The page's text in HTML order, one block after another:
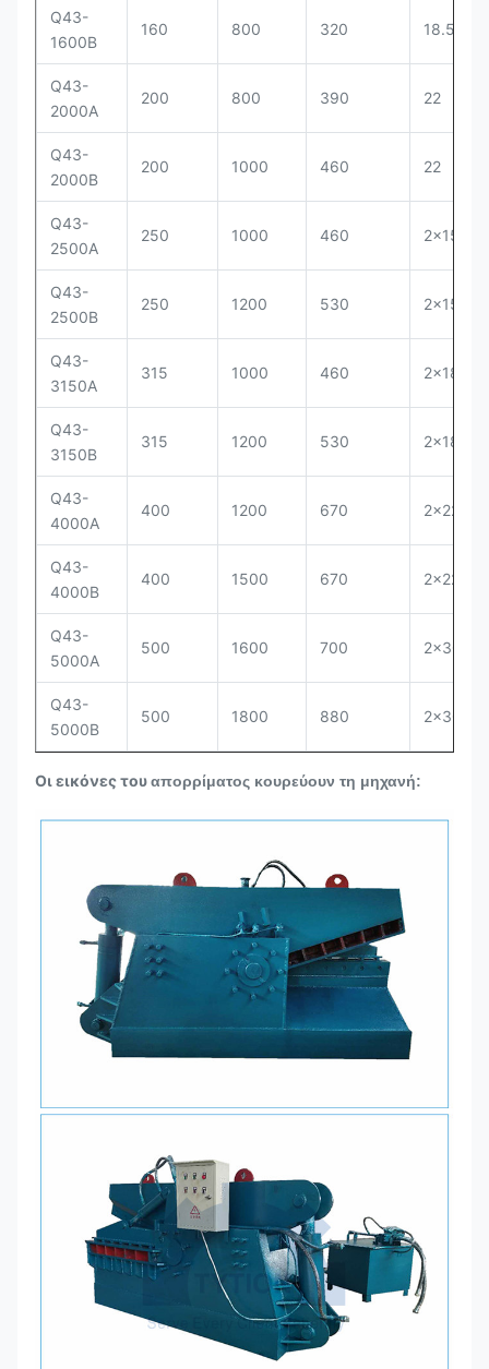
Q43-
1600B
160 800 320 18.5
Q43-
2000A
200 800 390 22
Q43-
2000B
200 1000 460 22
Q43-
2500A
250 1000 460 2×15
Q43-
2500B
250 1200 530 2×15
Q43-
3150A
315 1000 460 2×18.5
Q43-
3150B
315 1200 530 2×18.5
Q43-
4000A
400 1200 670 2×22
Q43-
4000B
400 1500 670 2×22
Q43-
5000A
500 1600 700 2×30
Q43-
5000B
500 1800 880 2×30
Οι εικόνες τουαπορρίματος κουρεύουν τη μηχανή: